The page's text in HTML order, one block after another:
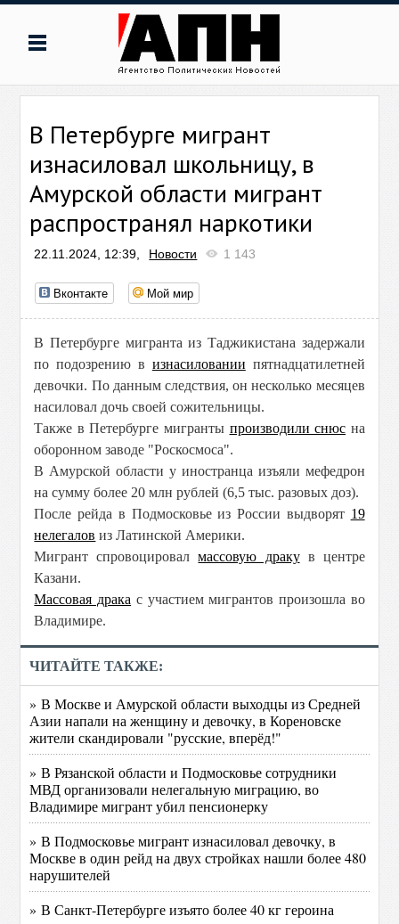
В Петербурге мигрант
изнасиловал школьницу, в
Амурской области мигрант
распространял наркотики
22.11.2024, 12:39, Новости 1 143
Вконтакте Мой мир
В Петербурге мигранта из Таджикистана задержали
по подозрению в изнасиловании пятнадцатилетней
девочки. По данным следствия, он несколько месяцев
насиловал дочь своей сожительницы.
Также в Петербурге мигранты производили снюс на
оборонном заводе "Роскосмоса".
В Амурской области у иностранца изъяли мефедрон
на сумму более 20 млн рублей (6,5 тыс. разовых доз).
После рейда в Подмосковье из России выдворят 19
нелегалов из Латинской Америки.
Мигрант спровоцировалмассовую дракув центре
Казани.
Массовая драка с участием мигрантов произошла во
Владимире.
ЧИТАЙТЕ ТАКЖЕ:
» В Москве и Амурской области выходцы из Средней
Азии напали на женщину и девочку, в Кореновске
жители скандировали "русские, вперёд!"
» В Рязанской области и Подмосковье сотрудники
МВД организовали нелегальную миграцию, во
Владимире мигрант убил пенсионерку
» В Подмосковье мигрант изнасиловал девочку, в
Москве в один рейд на двух стройках нашли более 480
нарушителей
» В Санкт-Петербурге изъято более 40 кг героина